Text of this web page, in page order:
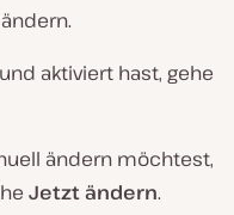
aktiviert hast, gehe
ändern möchtest,
Jetzt ändern.